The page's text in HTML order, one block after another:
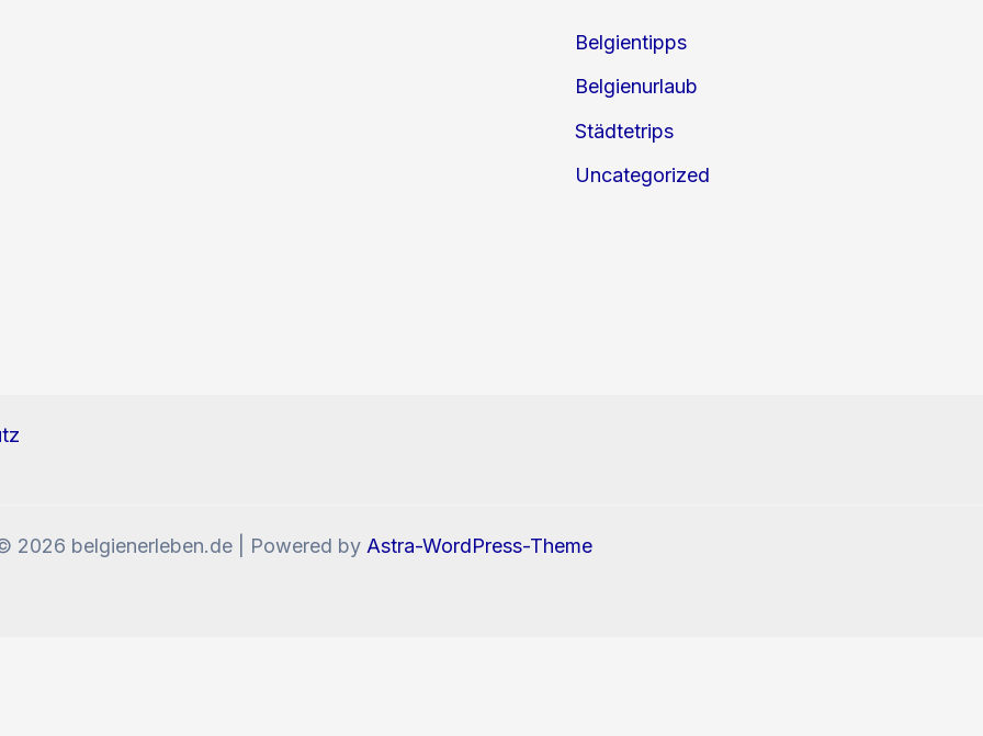
Belgientipps
Belgienurlaub
Städtetrips
Uncategorized
2026 belgienerleben.de | Powered by Astra-WordPress-Theme